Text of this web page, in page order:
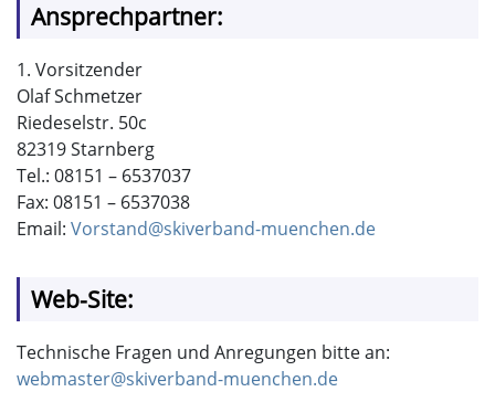
Ansprechpartner:
1. Vorsitzender
Olaf Schmetzer
Riedeselstr. 50c
82319 Starnberg
Tel.: 08151 – 6537037
Fax: 08151 – 6537038
Email: Vorstand@skiverband-muenchen.de
Web-Site:
Technische Fragen und Anregungen bitte an:
webmaster@skiverband-muenchen.de